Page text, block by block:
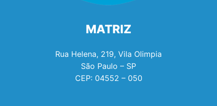
MATRIZ
Rua Helena, 219, Vila Olimpia
São Paulo – SP
CEP: 04552 – 050